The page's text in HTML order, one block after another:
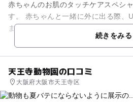
赤ちゃんのお肌のタッチケアスペシ
す。 赤ちゃんと一緒に外に出る際、UVケアについて悩んでい
ませんか？？ やった方がいいのか、
続きをみる
天王寺動物園の口コミ
大阪府大阪市天王寺区